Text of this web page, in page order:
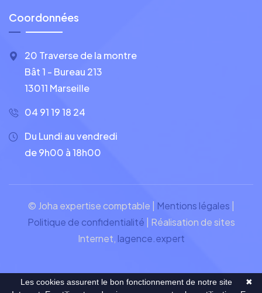
Coordonnées
20 Traverse de la montre
Bât 1 - Bureau 213
13011 Marseille
04 91 19 18 24
Du Lundi au vendredi
de 9h00 à 18h00
© Joha expertise comptable | Mentions légales |
Politique de confidentialité | Réalisation de sites
Internet, lagence.expert
✖
Les cookies assurent le bon fonctionnement de notre site